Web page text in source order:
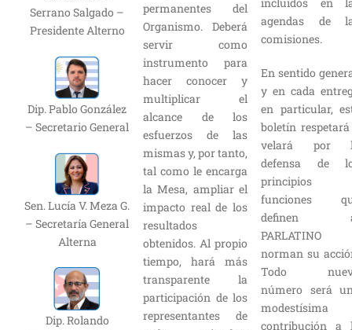
Serrano Salgado –
Presidente Alterno
Dip. Pablo González
– Secretario General
Sen. Lucía V. Meza G.
– Secretaría General
Alterna
Dip. Rolando
permanentes del
Organismo. Deberá
servir como
instrumento para
hacer conocer y
multiplicar el
alcance de los
esfuerzos de las
mismas y, por tanto,
tal como le encarga
la Mesa, ampliar el
impacto real de los
resultados
obtenidos. Al propio
tiempo, hará más
transparente la
participación de los
representantes de
agendas de
comisiones.
En sentido
y en cada
en particular,
boletín
velará por
defensa de
principios
funciones
definen
PARLATINO
norman su
Todo
número será
modestísima
contribución a